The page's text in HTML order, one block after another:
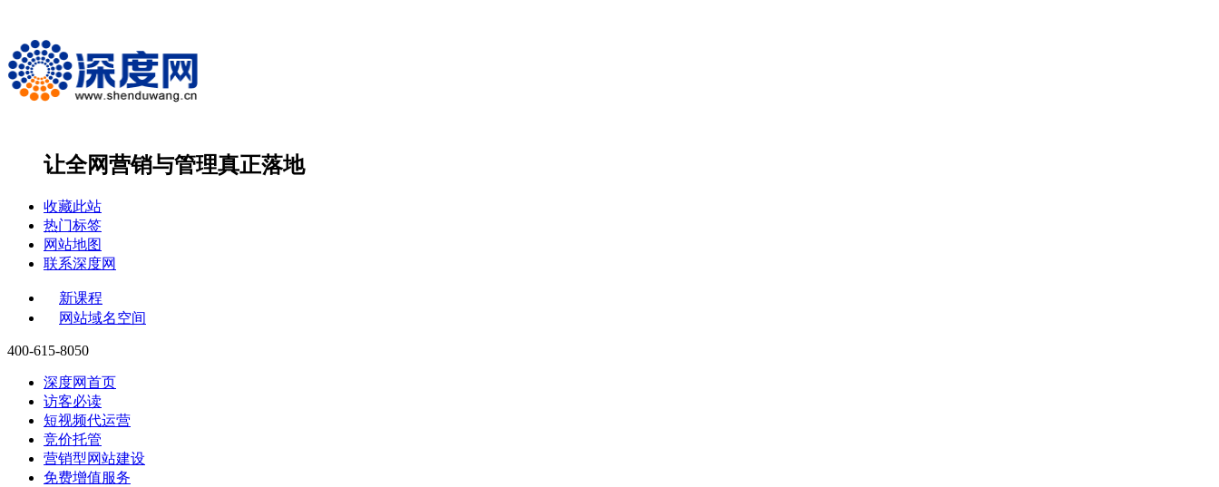
让全网营销与管理真正落地
收藏此站
热门标签
网站地图
联系深度网
新课程
网站域名空间
400-615-8050
深度网首页
访客必读
短视频代运营
竞价托管
营销型网站建设
免费增值服务